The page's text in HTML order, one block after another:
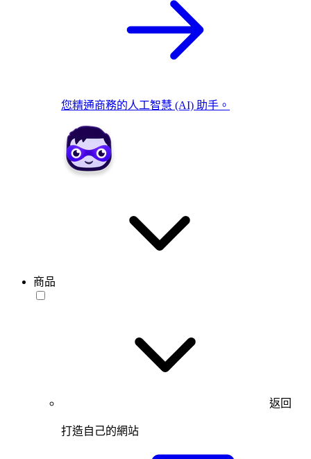
您精通商務的人工智慧 (AI) 助手。
商品
返回
打造自己的網站